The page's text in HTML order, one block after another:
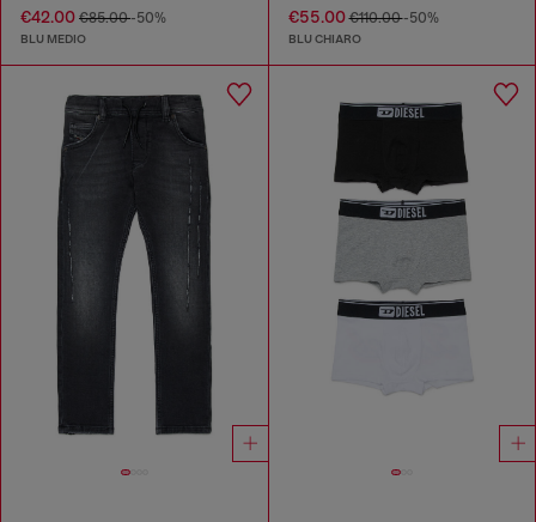
€42.00 €85.00-50%
BLU MEDIO
€55.00€110.00-50%
BLU CHIARO